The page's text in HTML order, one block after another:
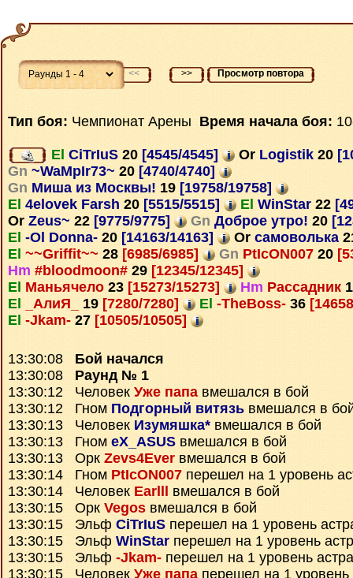
<< >> Просмотр повтора
Тип боя: Чемпионат Арены Время начала боя:
El CiTrIuS 20 [4545/4545] Or Logistik 20
Gn ~WaMpIr73~ 20 [4740/4740]
Gn Миша из Москвы! 19 [19758/19758]
El 4elovek Farsh 20 [5515/5515] El WinStar 22
Or Zeus~ 22 [9775/9775] Gn Доброе утро! 20
El -Ol Donna- 20 [14163/14163] Or самоволька
El ~~Griffit~~ 28 [6985/6985] Gn PtIcON007 20
Hm #bloodmoon# 29 [12345/12345]
El Маньячело 23 [15273/15273] Hm Рассадник
El
_АлиЯ_ 19 [7280/7280] El -TheBoss- 36
El -Jkam- 27 [10505/10505]
13:30:08 Бой начался
13:30:08 Раунд № 1
13:30:12 Человек Уже папавмешался в бой
13:30:12 Гном Подгорный витязь вмешался в
13:30:13 Человек Изумяшка* вмешался в бой
13:30:13 Гном eX_ASUS вмешался в бой
13:30:13 Орк Zevs4Ever вмешался в бой
13:30:14 Гном PtIcON007 перешел на 1 уровень
13:30:14 Человек Earlll
вмешался в бой
13:30:15 Орк Vegos вмешался в бой
13:30:15 Эльф CiTrIuS перешел на 1 уровень
13:30:15 Эльф WinStar перешел на 1 уровень
13:30:15 Эльф -Jkam- перешел на 1 уровень
13:30:15 Человек Уже папаперешел на 1 уровень